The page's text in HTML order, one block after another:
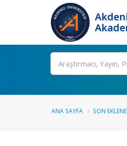
Ara
ANA SAYFA SON